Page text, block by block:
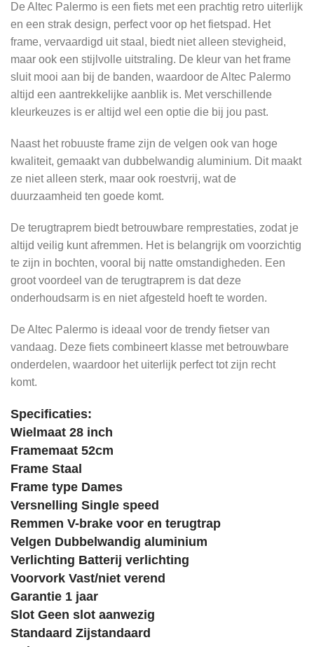
De Altec Palermo is een fiets met een prachtig retro uiterlijk
en een strak design, perfect voor op het fietspad. Het
frame, vervaardigd uit staal, biedt niet alleen stevigheid,
maar ook een stijlvolle uitstraling. De kleur van het frame
sluit mooi aan bij de banden, waardoor de Altec Palermo
altijd een aantrekkelijke aanblik is. Met verschillende
kleurkeuzes is er altijd wel een optie die bij jou past.
Naast het robuuste frame zijn de velgen ook van hoge
kwaliteit, gemaakt van dubbelwandig aluminium. Dit maakt
ze niet alleen sterk, maar ook roestvrij, wat de
duurzaamheid ten goede komt.
De terugtraprem biedt betrouwbare remprestaties, zodat je
altijd veilig kunt afremmen. Het is belangrijk om voorzichtig
te zijn in bochten, vooral bij natte omstandigheden. Een
groot voordeel van de terugtraprem is dat deze
onderhoudsarm is en niet afgesteld hoeft te worden.
De Altec Palermo is ideaal voor de trendy fietser van
vandaag. Deze fiets combineert klasse met betrouwbare
onderdelen, waardoor het uiterlijk perfect tot zijn recht
komt.
Specificaties:
Wielmaat 28 inch
Framemaat 52cm
Frame Staal
Frame type Dames
Versnelling Single speed
Remmen V-brake voor en terugtrap
Velgen Dubbelwandig aluminium
Verlichting Batterij verlichting
Voorvork Vast/niet verend
Garantie 1 jaar
Slot Geen slot aanwezig
Standaard Zijstandaard